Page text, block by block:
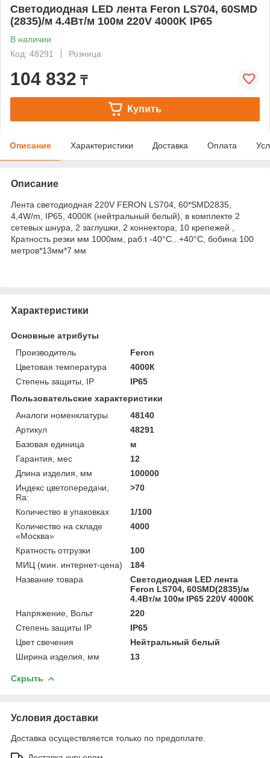
Cветодиодная LED лента Feron LS704, 60SMD
(2835)/м 4.4Вт/м 100м 220V 4000K IP65
В наличии
Код: 48291
Розница
104 832 ₸
Купить
Описание Характеристики Доставка Оплата
Описание
Лента светодиодная 220V FERON LS704, 60*SMD2835,
4,4W/m, IP65, 4000К (нейтральный белый), в комплекте 2
сетевых шнура, 2 заглушки, 2 коннектора, 10 крепежей ,
Кратность резки мм 1000мм, раб.t -40°C...+40°C, бобина 100
метров*13мм*7 мм
Характеристики
Основные атрибуты
Производитель
Feron
Цветовая температура
4000К
Степень защиты, IP
IP65
Пользовательские характеристики
Аналоги номенклатуры
48140
Артикул
48291
Базовая единица
м
Гарантия, мес
12
Длина изделия, мм
100000
Индекс цветопередачи,
Ra:
>70
Количество в упаковках
1/100
Количество на складе
«Москва»
4000
Кратность отгрузки
100
МИЦ (мин. интернет-цена)
184
Название товара
Cветодиодная LED лента
Feron LS704, 60SMD(2835)/м
4.4Вт/м 100м IP65 220V 4000K
Напряжение, Вольт
220
Степень защиты IP
IP65
Цвет свечения
Нейтральный белый
Ширина изделия, мм
13
Скрыть
Условия доставки
Доставка осуществляется только по предоплате.